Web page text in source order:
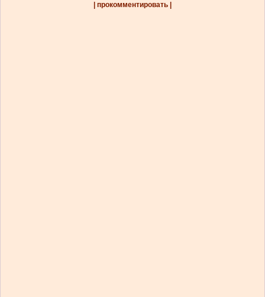
| прокомментировать |